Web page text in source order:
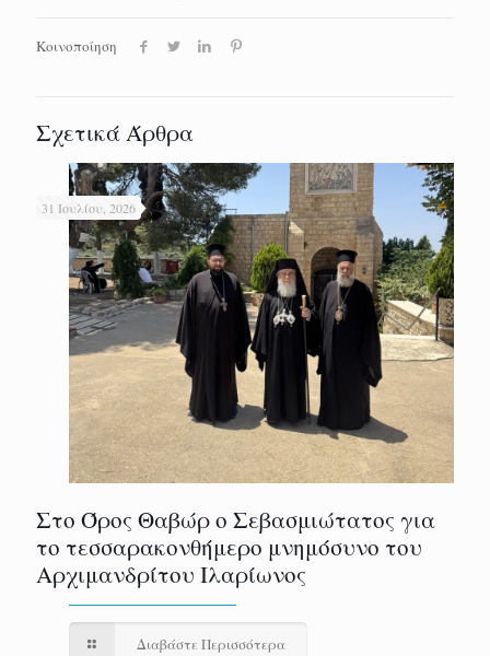
Κοινοποίηση
Σχετικά Άρθρα
31 Ιουλίου, 2026
Στο Όρος Θαβώρ ο Σεβασμιώτατος για
το τεσσαρακονθήμερο μνημόσυνο του
Αρχιμανδρίτου Ιλαρίωνος
Διαβάστε Περισσότερα